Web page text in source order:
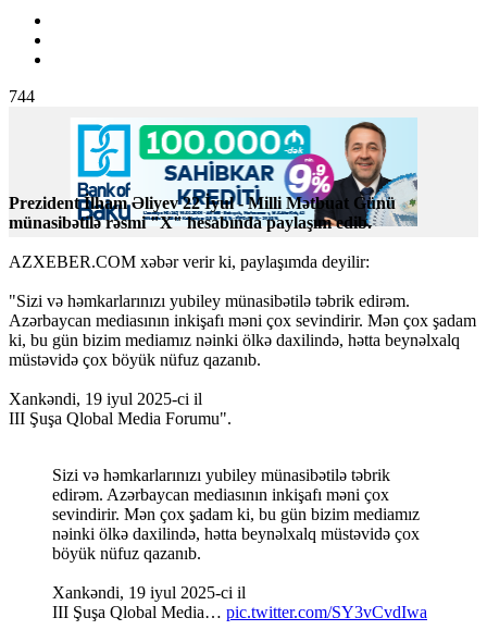
744
Prezident İlham Əliyev 22 İyul - Milli Mətbuat Günü
münasibətilə rəsmi "X" hesabında paylaşım edib.
AZXEBER.COM xəbər verir ki, paylaşımda deyilir:
"Sizi və həmkarlarınızı yubiley münasibətilə təbrik edirəm.
Azərbaycan mediasının inkişafı məni çox sevindirir. Mən çox şadam
ki, bu gün bizim mediamız nəinki ölkə daxilində, hətta beynəlxalq
müstəvidə çox böyük nüfuz qazanıb.
Xankəndi, 19 iyul 2025-ci il
III Şuşa Qlobal Media Forumu".
Sizi və həmkarlarınızı yubiley münasibətilə təbrik
edirəm. Azərbaycan mediasının inkişafı məni çox
sevindirir. Mən çox şadam ki, bu gün bizim mediamız
nəinki ölkə daxilində, hətta beynəlxalq müstəvidə çox
böyük nüfuz qazanıb.
Xankəndi, 19 iyul 2025-ci il
III Şuşa Qlobal Media… pic.twitter.com/SY3vCvdIwa